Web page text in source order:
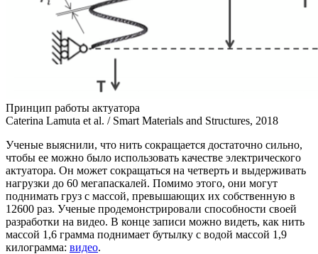
Принцип работы актуатора
Caterina Lamuta et al. / Smart Materials and Structures, 2018
Ученые выяснили, что нить сокращается достаточно сильно,
чтобы ее можно было использовать качестве электрического
актуатора. Он может сокращаться на четверть и выдерживать
нагрузки до 60 мегапаскалей. Помимо этого, они могут
поднимать груз с массой, превышающих их собственную в
12600 раз. Ученые продемонстрировали способности своей
разработки на видео. В конце записи можно видеть, как нить
массой 1,6 грамма поднимает бутылку с водой массой 1,9
килограмма: видео.